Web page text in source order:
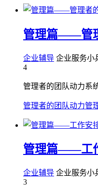
管理篇——管
企业辅导 企业服务小
4
管理者的团队动力系
管理者的团队动力管
管理篇——工
企业辅导 企业服务小
3